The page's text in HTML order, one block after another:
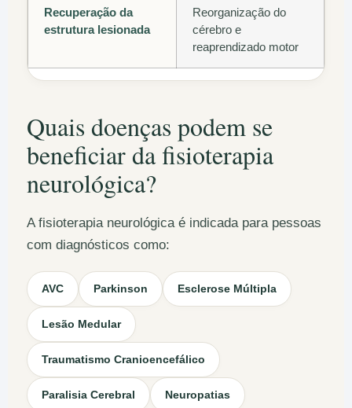
Recuperação da
estrutura lesionada
Reorganização do
cérebro e
reaprendizado motor
Quais doenças podem se
beneficiar da fisioterapia
neurológica?
A fisioterapia neurológica é indicada para pessoas
com diagnósticos como:
AVC Parkinson Esclerose Múltipla
Lesão Medular
Traumatismo Cranioencefálico
Paralisia Cerebral Neuropatias